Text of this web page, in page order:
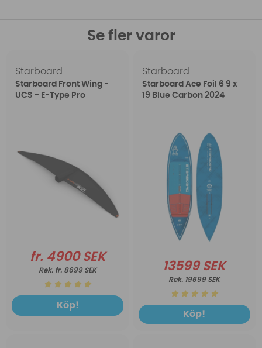
Se fler varor
Starboard
Starboard Front Wing -
UCS - E-Type Pro
fr. 4900 SEK
fr. 8699 SEK
Köp!
Starboard
Starboard Ace Foil 6 9 x
19 Blue Carbon 2024
13599 SEK
19699 SEK
Köp!